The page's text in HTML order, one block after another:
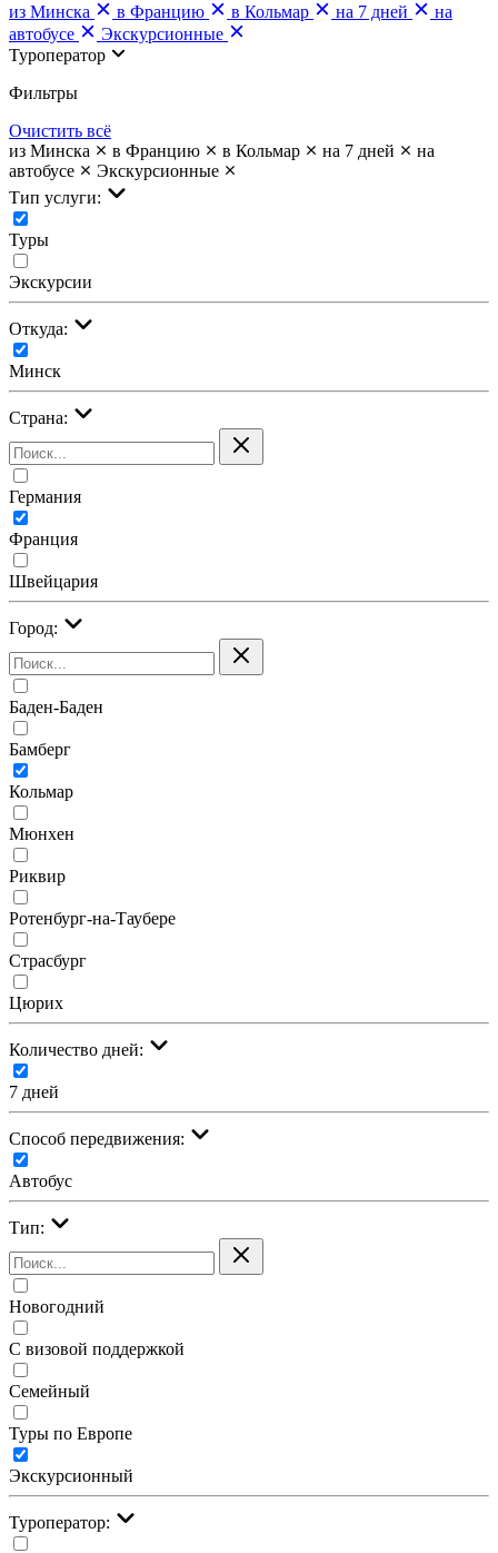
из Минска
в Францию в Кольмар на 7 дней
на
автобусе
Экскурсионные
Туроператор
Фильтры
Очистить всё
из Минска
в Францию в Кольмар на 7 дней
на
автобусе
Экскурсионные
Тип услуги:
Туры
Экскурсии
Откуда:
Минск
Страна:
Германия
Франция
Швейцария
Город:
Баден-Баден
Бамберг
Кольмар
Мюнхен
Риквир
Ротенбург-на-Таубере
Страсбург
Цюрих
Количество дней:
7 дней
Cпособ передвижения:
Автобус
Тип:
Новогодний
С визовой поддержкой
Семейный
Туры по Европе
Экскурсионный
Туроператор: